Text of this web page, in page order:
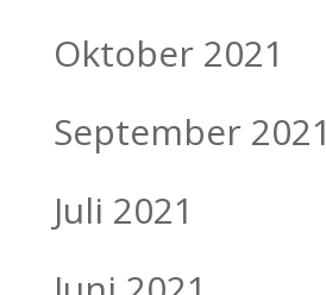
Oktober 2021
September 2021
Juli 2021